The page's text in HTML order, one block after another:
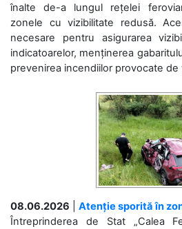
înalte de-a lungul rețelei
zonele cu vizibilitate redusă.
necesare pentru asigurarea
indicatoarelor, menținerea
prevenirea incendiilor provocate de
08.06.2026
Atenție sporită în
Întreprinderea de Stat „Calea